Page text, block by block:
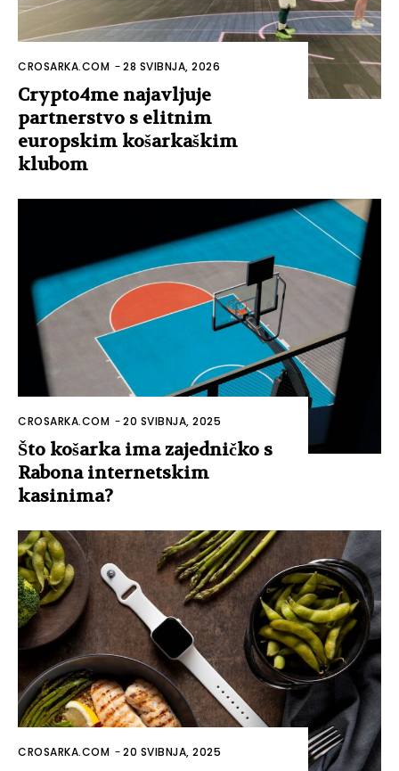
CROSARKA.COM -28 SVIBNJA, 2026
Crypto4me najavljuje
partnerstvo s elitnim
europskim košarkaškim
klubom
CROSARKA.COM -20 SVIBNJA, 2025
Što košarka ima zajedničko s
Rabona internetskim
kasinima?
CROSARKA.COM -20 SVIBNJA, 2025